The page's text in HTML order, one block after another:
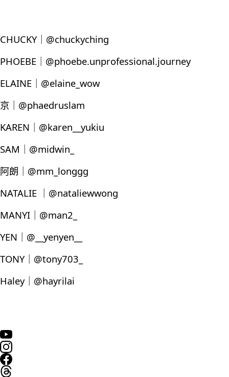
CHUCKY｜@chuckyching
PHOEBE｜@phoebe.unprofessional.journey
ELAINE｜@elaine_wow
京｜@phaedruslam
KAREN｜@karen__yukiu
SAM｜@midwin_
阿朗｜@mm_longgg
NATALIE ｜@nataliewwong
MANYI｜@man2_
YEN｜@__yenyen__
TONY｜@tony703_
Haley｜@hayrilai